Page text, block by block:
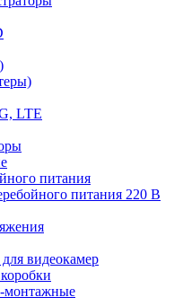
LTE
питания
питания 220 В
видеокамер
монтажные